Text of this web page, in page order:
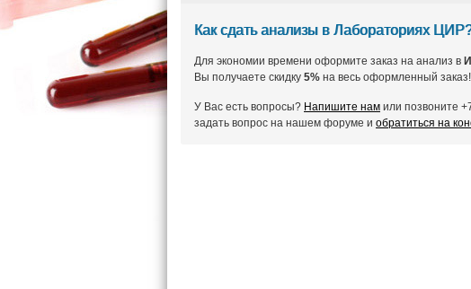
Как сдать анализы в Лабораториях
Для экономии времени оформите заказ на анализ в
Вы получаете скидку 5% на весь оформленный заказ!
У Вас есть вопросы? Напишите нам или позвоните
задать вопрос на нашем форуме и обратиться на